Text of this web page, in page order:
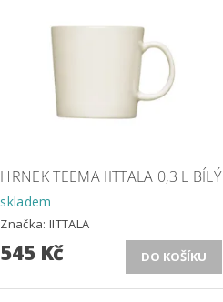
HRNEK TEEMA IITTALA 0,3 L BÍLÝ
skladem
Značka:IITTALA
545 Kč